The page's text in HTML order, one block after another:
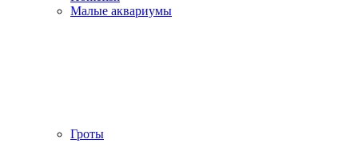
Малые аквариумы
Гроты